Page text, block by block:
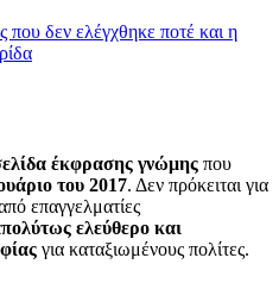
που δεν ελέγχθηκε ποτέ και η
έκφρασης γνώμης που
του 2017. Δεν πρόκειται για
επαγγελματίες
ελεύθερο και
για καταξιωμένους πολίτες.